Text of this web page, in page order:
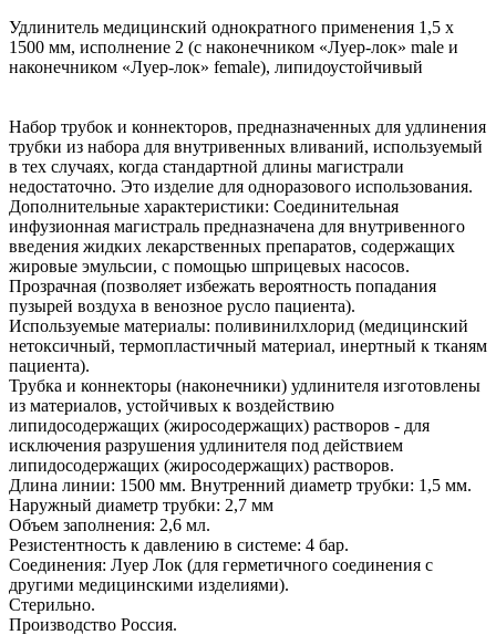
Удлинитель медицинский однократного применения 1,5 х
1500 мм, исполнение 2 (с наконечником «Луер-лок» male и
наконечником «Луер-лок» female), липидоустойчивый
Набор трубок и коннекторов, предназначенных для удлинения
трубки из набора для внутривенных вливаний, используемый
в тех случаях, когда стандартной длины магистрали
недостаточно. Это изделие для одноразового использования.
Дополнительные характеристики: Соединительная
инфузионная магистраль предназначена для внутривенного
введения жидких лекарственных препаратов, содержащих
жировые эмульсии, с помощью шприцевых насосов.
Прозрачная (позволяет избежать вероятность попадания
пузырей воздуха в венозное русло пациента).
Используемые материалы: поливинилхлорид (медицинский
нетоксичный, термопластичный материал, инертный к тканям
пациента).
Трубка и коннекторы (наконечники) удлинителя изготовлены
из материалов, устойчивых к воздействию
липидосодержащих (жиросодержащих) растворов - для
исключения разрушения удлинителя под действием
липидосодержащих (жиросодержащих) растворов.
Длина линии: 1500 мм. Внутренний диаметр трубки: 1,5 мм.
Наружный диаметр трубки: 2,7 мм
Объем заполнения: 2,6 мл.
Резистентность к давлению в системе: 4 бар.
Соединения: Луер Лок (для герметичного соединения с
другими медицинскими изделиями).
Стерильно.
Производство Россия.